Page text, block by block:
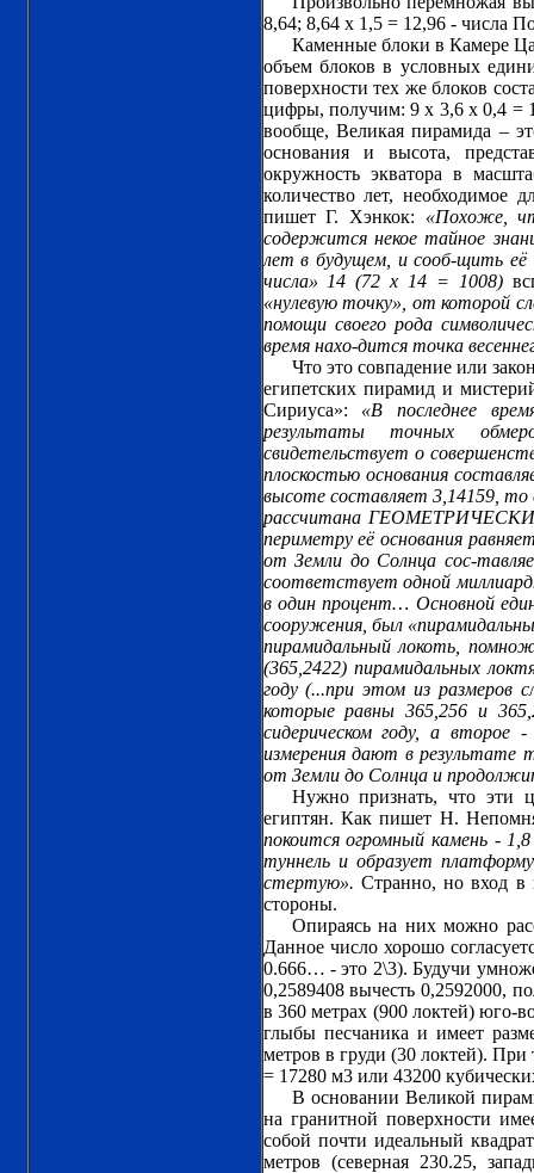
8,64; 8,64 х 1,5 = 12,96 - числа
Каменные блоки в Камере
объем блоков в условных
поверхности тех же блоков
цифры, получим: 9 х 3,6 х 0,4 =
вообще, Великая пирамида –
основания и высота,
окружность экватора в
количество лет, необходимое
пишет Г. Хэнкок: «Похоже,
содержится некое тайное
лет в будущем, и сооб-щить
числа» 14 (72 х 14 = 1008)
«нулевую точку», от которой
помощи своего рода
время нахо-дится точка
Что это совпадение или
египетских пирамид и
Сириуса»: «В последнее
результаты точных
свидетельствует о
плоскостью основания
высоте составляет 3,14159,
рассчитана
периметру её основания
от Земли до Солнца сос-
соответствует одной
в один процент… Основной
сооружения, был
пирамидальный локоть,
(365,2422) пирамидальных
году (...при этом из размеров
которые равны 365,256 и
сидерическом году, а второе
измерения дают в результате
от Земли до Солнца и
Нужно признать, что эти
египтян. Как пишет Н.
покоится огромный камень -
туннель и образует
стертую». Странно, но вход в
стороны.
Опираясь на них можно
Данное число хорошо
0.666… - это 2\3). Будучи
0,2589408 вычесть 0,2592000,
в 360 метрах (900 локтей) юго-
глыбы песчаника и имеет
метров в груди (30 локтей).
= 17280 м3 или 43200
В основании Великой
на гранитной поверхности
собой почти идеальный
метров (северная 230.25,